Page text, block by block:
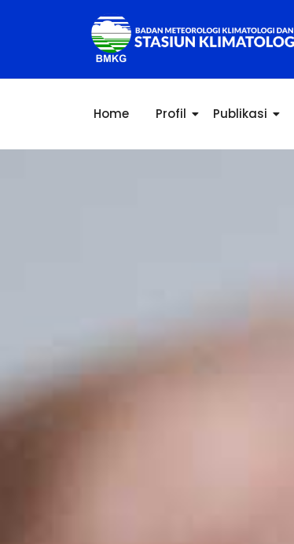
Home Profil Publikasi